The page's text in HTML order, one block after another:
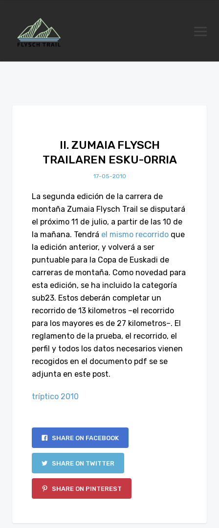
II. ZUMAIA FLYSCH
TRAILAREN ESKU-ORRIA
17-05-2010
La segunda edición de la carrera de
montaña Zumaia Flysch Trail se disputará
el próximo 11 de julio, a partir de las 10 de
la mañana. Tendrá el mismo recorrido que
la edición anterior, y volverá a ser
puntuable para la Copa de Euskadi de
carreras de montaña. Como novedad para
esta edición, se ha incluido la categoría
sub23. Estos deberán completar un
recorrido de 13 kilometros –el recorrido
para los mayores es de 27 kilometros–. El
reglamento de la prueba, el recorrido, el
perfil y todos los datos necesarios vienen
recogidos en el documento pdf se se
adjunta en este post.
tríptico 2010
SHARE ON FACEBOOK
SHARE ON TWITTER
SHARE ON PINTEREST